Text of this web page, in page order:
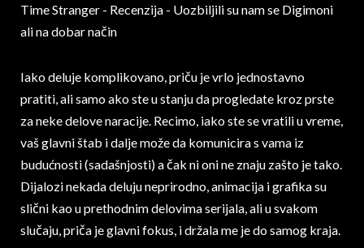
Iako deluje komplikovano, priču je vrlo jednostavno
pratiti, ali samo ako ste u stanju da progledate kroz prste
za neke delove naracije. Recimo, iako ste se vratili u vreme,
vaš glavni štab i dalje može da komunicira s vama iz
budućnosti (sadašnjosti) a čak ni oni ne znaju zašto je tako.
Dijalozi nekada deluju neprirodno, animacija i grafika su
slični kao u prethodnim delovima serijala, ali u svakom
slučaju, priča je glavni fokus, i držala me je do samog kraja.